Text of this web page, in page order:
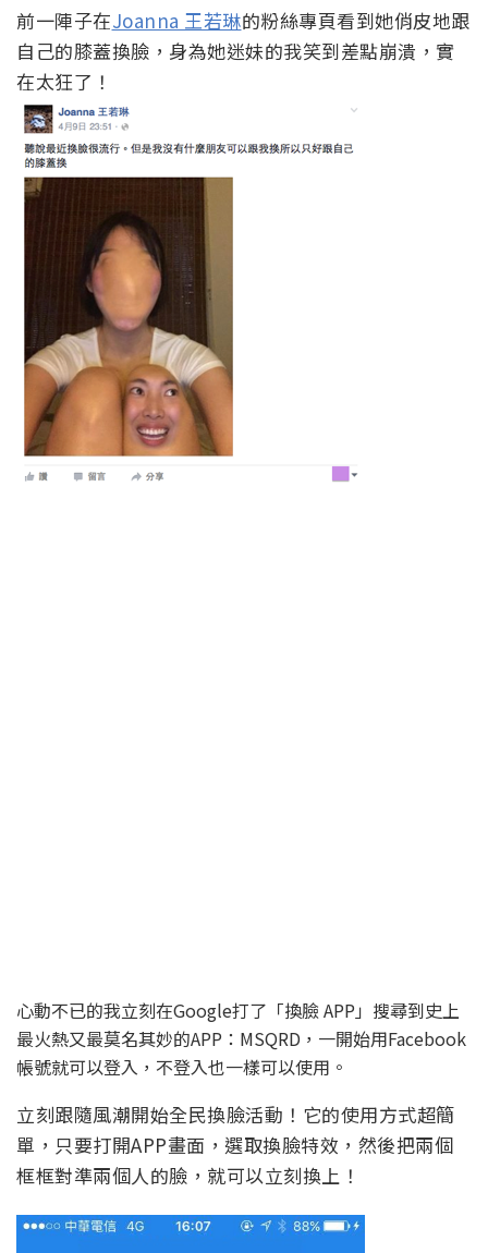
前一陣子在Joanna 王若琳的粉絲專頁看到她俏皮地跟
自己的膝蓋換臉，身為她迷妹的我笑到差點崩潰，實
在太狂了！
心動不已的我立刻在Google打了「換臉 APP」搜尋到史上
最火熱又最莫名其妙的APP：MSQRD，一開始用Facebook
帳號就可以登入，不登入也一樣可以使用。
立刻跟隨風潮開始全民換臉活動！它的使用方式超簡
單，只要打開APP畫面，選取換臉特效，然後把兩個
框框對準兩個人的臉，就可以立刻換上！